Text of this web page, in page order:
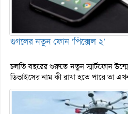
গুগলের নতুন ফোন ‘পিক্সেল ২’
চলতি বছরের শুরুতে নতুন স্মার্টফোন
ডিভাইসের নাম কী রাখা হতে পারে তা